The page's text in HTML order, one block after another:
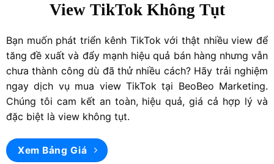
View TikTok Không Tụt
Bạn muốn phát triển kênh TikTok với thật nhiều view để
tăng đề xuất và đẩy mạnh hiệu quả bán hàng nhưng vẫn
chưa thành công dù đã thử nhiều cách? Hãy trải nghiệm
ngay dịch vụ mua view TikTok tại BeoBeo Marketing.
Chúng tôi cam kết an toàn, hiệu quả, giá cả hợp lý và
đặc biệt là view không tụt.
Xem Bảng Giá